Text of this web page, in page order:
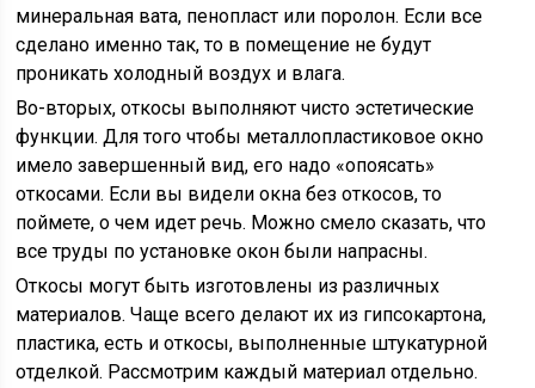
минеральная вата, пенопласт или поролон. Если все
сделано именно так, то в помещение не будут
проникать холодный воздух и влага.
Во-вторых, откосы выполняют чисто эстетические
функции. Для того чтобы металлопластиковое окно
имело завершенный вид, его надо «опоясать»
откосами. Если вы видели окна без откосов, то
поймете, о чем идет речь. Можно смело сказать, что
все труды по установке окон были напрасны.
Откосы могут быть изготовлены из различных
материалов. Чаще всего делают их из гипсокартона,
пластика, есть и откосы, выполненные штукатурной
отделкой. Рассмотрим каждый материал отдельно.